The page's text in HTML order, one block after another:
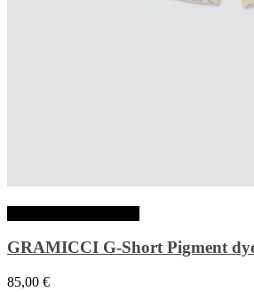
GRAMICCI G-Short Pigment
85,00 €